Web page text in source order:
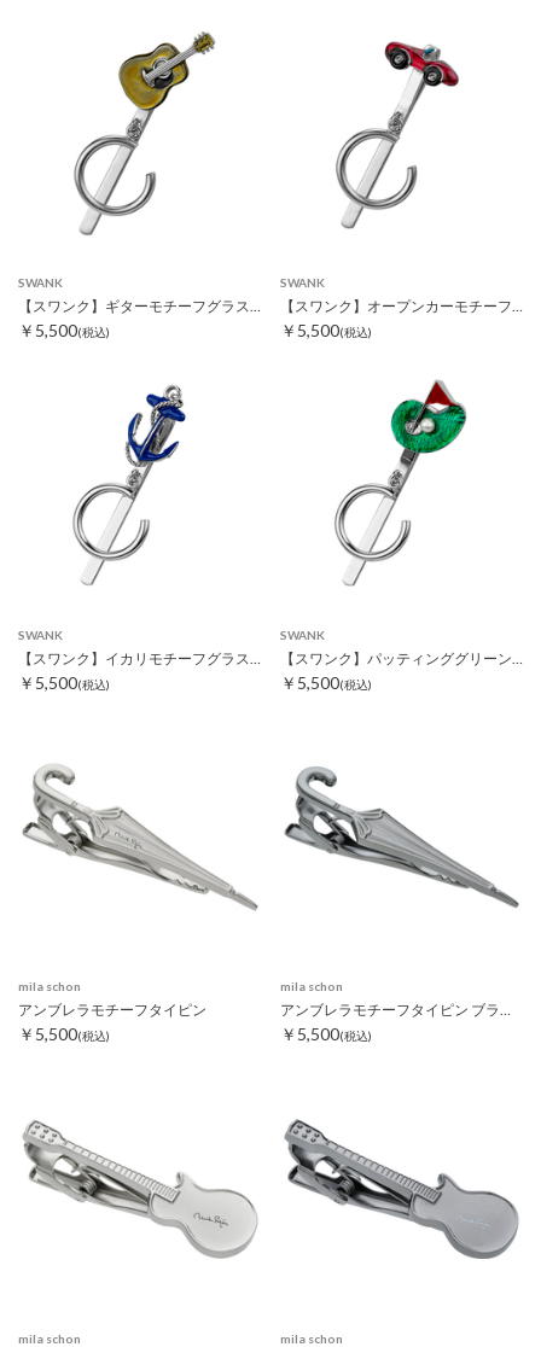
SWANK
【スワンク】ギターモチーフグラスホルダー
￥5,500(税込)
SWANK
【スワンク】オープンカーモチーフグラスホルダー
￥5,500(税込)
SWANK
￥5,500(税込)
SWANK
￥5,500(税込)
mila schon
アンブレラモチーフタイピン
￥5,500(税込)
mila schon
アンブレラモチーフタイピン ブラック
￥5,500(税込)
mila schon mila schon